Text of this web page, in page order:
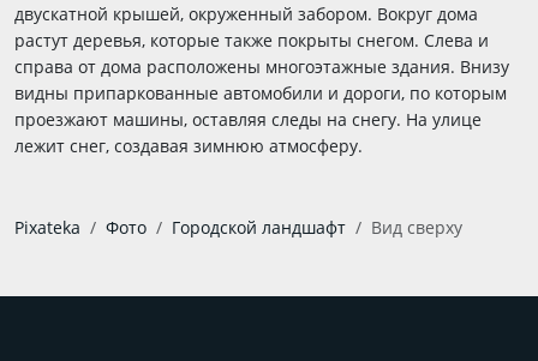
двускатной крышей, окруженный забором. Вокруг дома
растут деревья, которые также покрыты снегом. Слева и
справа от дома расположены многоэтажные здания. Внизу
видны припаркованные автомобили и дороги, по которым
проезжают машины, оставляя следы на снегу. На улице
лежит снег, создавая зимнюю атмосферу.
Pixateka Фото Городской ландшафт Вид сверху